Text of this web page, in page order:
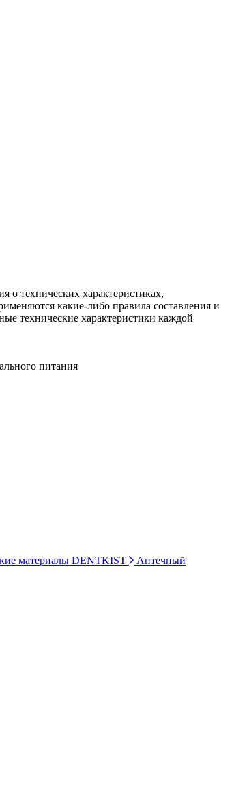
технических характеристиках,
какие-либо правила составления и
технические характеристики каждой
питания
материалы DENTKIST
Аптечный